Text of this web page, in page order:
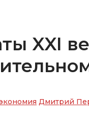
XXI
Дмитрий